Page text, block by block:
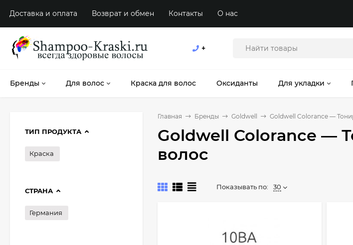
Доставка и оплата Возврат и обмен Контакты О нас
+
Бренды Для волос Краска для волос Оксиданты Для укладки
Главная Бренды Goldwell Goldwell Colorance —
Goldwell Colorance —
волос
Показывать по: 30
ТИП ПРОДУКТА
Краска
СТРАНА
Германия